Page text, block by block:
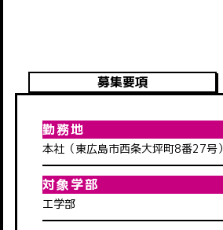
募集要項
勤務地
本社（東広島市西条大坪町8番27号）
対象学部
工学部